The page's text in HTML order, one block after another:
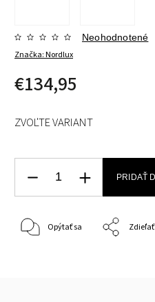
Značka:Nordlux
Neohodnotené
€134,95
ZVOĽTE VARIANT
PRIDAŤ
Opýtať sa Zdieľať